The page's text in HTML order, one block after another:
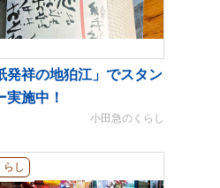
発祥の地狛江」でスタン
実施中！
小田急のくらし
らし